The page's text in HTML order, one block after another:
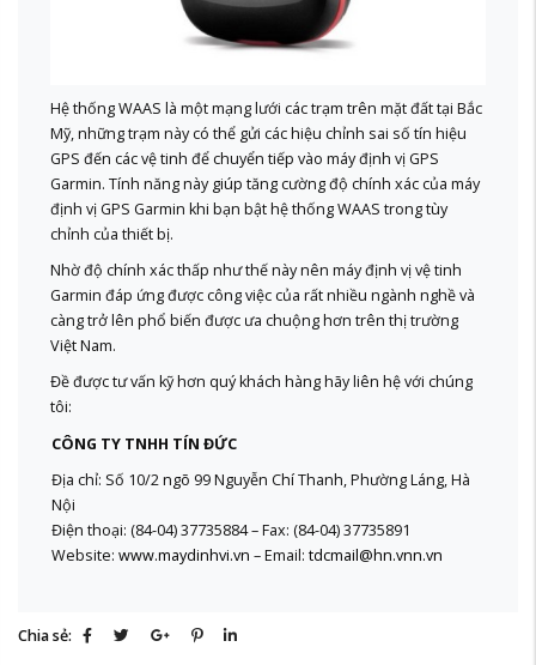
Hệ thống WAAS là một mạng lưới các trạm trên mặt đất tại Bắc
Mỹ, những trạm này có thể gửi các hiệu chỉnh sai số tín hiệu
GPS đến các vệ tinh để chuyển tiếp vào máy định vị GPS
Garmin. Tính năng này giúp tăng cường độ chính xác của máy
định vị GPS Garmin khi bạn bật hệ thống WAAS trong tùy
chỉnh của thiết bị.
Nhờ độ chính xác thấp như thế này nên máy định vị vệ tinh
Garmin đáp ứng được công việc của rất nhiều ngành nghề và
càng trở lên phổ biến được ưa chuộng hơn trên thị trường
Việt Nam.
Đề được tư vấn kỹ hơn quý khách hàng hãy liên hệ với chúng
tôi:
CÔNG TY TNHH TÍN ĐỨC
Địa chỉ: Số 10/2 ngõ 99 Nguyễn Chí Thanh, Phường Láng, Hà
Nội
Điện thoại: (84-04) 37735884 – Fax: (84-04) 37735891
Website: www.maydinhvi.vn – Email: tdcmail@hn.vnn.vn
Chia sẻ: